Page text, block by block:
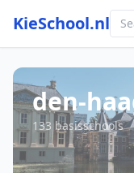
KieSchool.nl
den-
133 basisschools